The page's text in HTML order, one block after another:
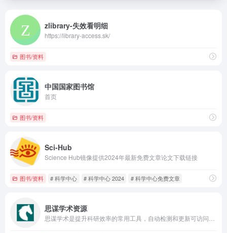
zlibrary-失效看明细
https://library-access.sk/
图书/资料
中国国家图书馆
首页
图书/资料
Sci-Hub
Science Hub镜像提供2024年最新免费文章论文下载链接
图书/资料 # 科学中心 # 科学中心 2024 # 科学中心免费文章
思谋学术资源